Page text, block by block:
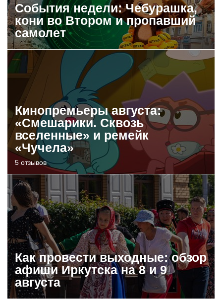
События недели: Чебурашка,
кони во Втором и пропавший
самолет
Кинопремьеры августа:
«Смешарики. Сквозь
вселенные» и ремейк
«Чучела»
5 отзывов
Как провести выходные: обзор
афиши Иркутска на 8 и 9
августа